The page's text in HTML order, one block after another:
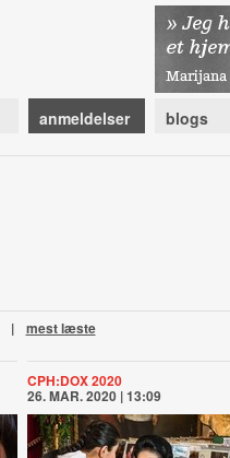
anmeldelser blogs
| mest læste
CPH:DOX 2020
26. MAR. 2020 | 13:09